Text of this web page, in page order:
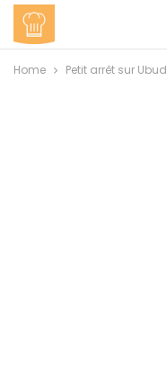
Home Petit arrêt sur Ubud